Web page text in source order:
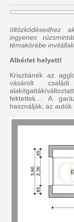
öltözködésedhez
ingyenes
témakörébe
Albérlet helyett!
Krisztiánék az
vásárolt
alakítgatták/
fektettek… A
használják, az